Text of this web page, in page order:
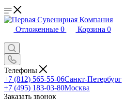
Отложенные 0 Корзина 0
Телефоны
+7 (812) 565-55-06Санкт-Петербург
+7 (495) 183-03-80Москва
Заказать звонок